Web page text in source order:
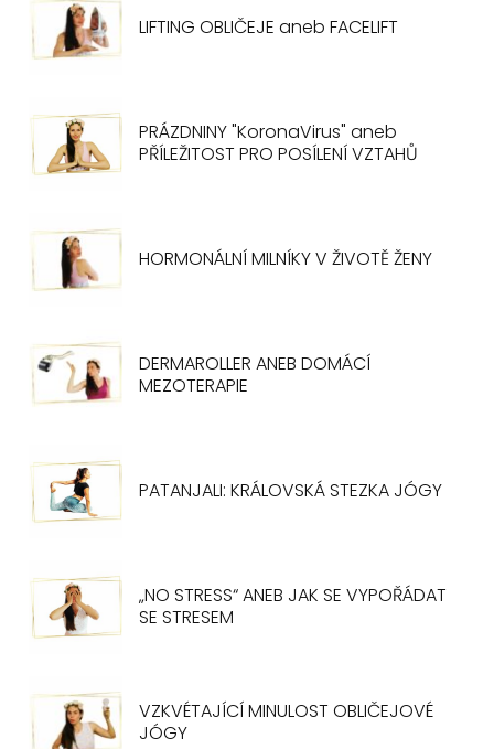
LIFTING OBLIČEJE aneb FACELIFT
PRÁZDNINY "KoronaVirus" aneb
PŘÍLEŽITOST PRO POSÍLENÍ VZTAHŮ
HORMONÁLNÍ MILNÍKY V ŽIVOTĚ ŽENY
DERMAROLLER ANEB DOMÁCÍ
MEZOTERAPIE
PATANJALI: KRÁLOVSKÁ STEZKA JÓGY
„NO STRESS“ ANEB JAK SE VYPOŘÁDAT
SE STRESEM
VZKVÉTAJÍCÍ MINULOST OBLIČEJOVÉ
JÓGY